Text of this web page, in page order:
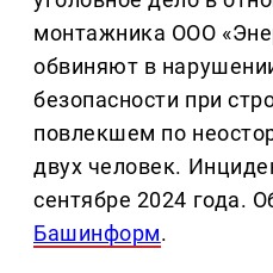
монтажника ООО
обвиняют в
безопасности при
повлекшем по
двух человек.
сентябре 2024 года.
Башинформ.